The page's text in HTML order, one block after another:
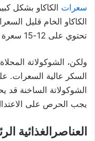
سعرات الكاكاو بشكل
الكاكاو الخام قليل
تحتوي على 12-15 سعرة حرارية فقط.
ولكن، الشوكولاتة
السكر عالية السعرات.
الشوكولاتة الساخنة قد
يجب الحرص على
العناصرالغذائية